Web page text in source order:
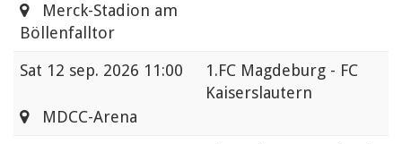
Merck-Stadion am
Böllenfalltor
Sat 12 sep. 2026 11:00
1.FC Magdeburg - FC
Kaiserslautern
MDCC-Arena